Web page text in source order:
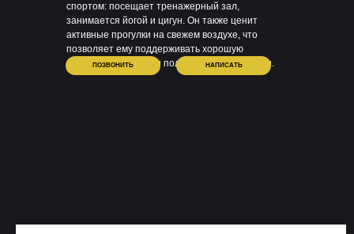
спортом: посещает тренажерный зал,
занимается йогой и цигун. Он также ценит
активные прогулки на свежем воздухе, что
позволяет ему поддерживать хорошую
физическую форму и получать заряд энергии.
ПОЗВОНИТЬ НАПИСАТЬ